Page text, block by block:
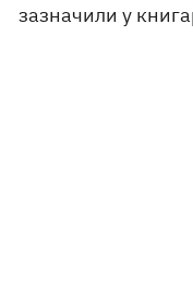
зазначили у